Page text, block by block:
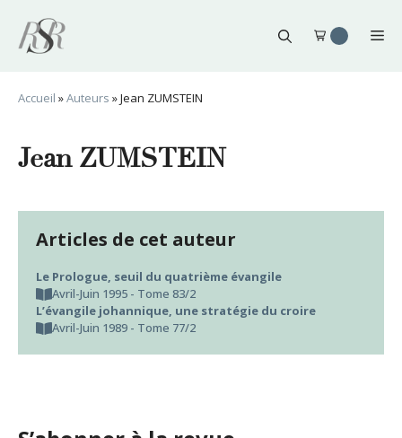
contenu
Accueil »Auteurs »Jean ZUMSTEIN
Jean ZUMSTEIN
Articles de cet auteur
Le Prologue, seuil du quatrième évangile
Avril-Juin 1995 - Tome 83/2
L’évangile johannique, une stratégie du croire
Avril-Juin 1989 - Tome 77/2